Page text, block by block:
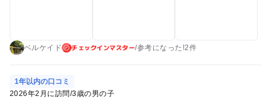
る、家族全員が満足できるタイプの遊園地でした。
ベルケイド チェックインマスター/参考になった!2件
1年以内の口コミ
2026年2月に訪問/3歳の男の子